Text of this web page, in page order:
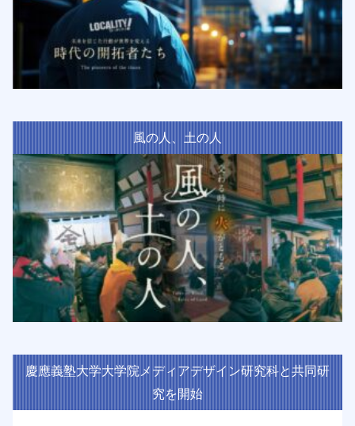
風の人、土の人
慶應義塾大学大学院メディアデザイン研究科と共同研
究を開始